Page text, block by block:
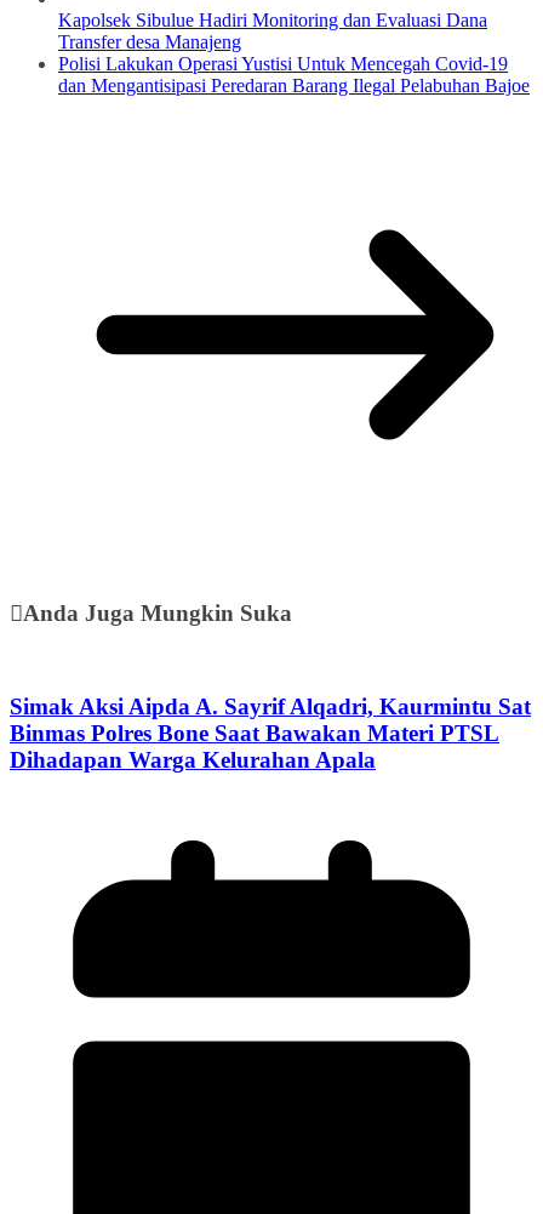
Kapolsek Sibulue Hadiri Monitoring dan Evaluasi Dana
Transfer desa Manajeng
Polisi Lakukan Operasi Yustisi Untuk Mencegah Covid-19
dan Mengantisipasi Peredaran Barang Ilegal Pelabuhan Bajoe
Anda Juga Mungkin Suka
Simak Aksi Aipda A. Sayrif Alqadri, Kaurmintu Sat
Binmas Polres Bone Saat Bawakan Materi PTSL
Dihadapan Warga Kelurahan Apala